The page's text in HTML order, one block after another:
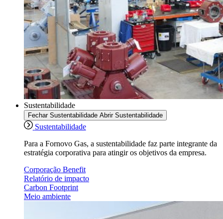
Sustentabilidade
Fechar Sustentabilidade Abrir Sustentabilidade
Sustentabilidade
Para a Fornovo Gas, a sustentabilidade faz parte integrante da
estratégia corporativa para atingir os objetivos da empresa.
Corporação Benefit
Relatório de impacto
Carbon Footprint
Meio ambiente